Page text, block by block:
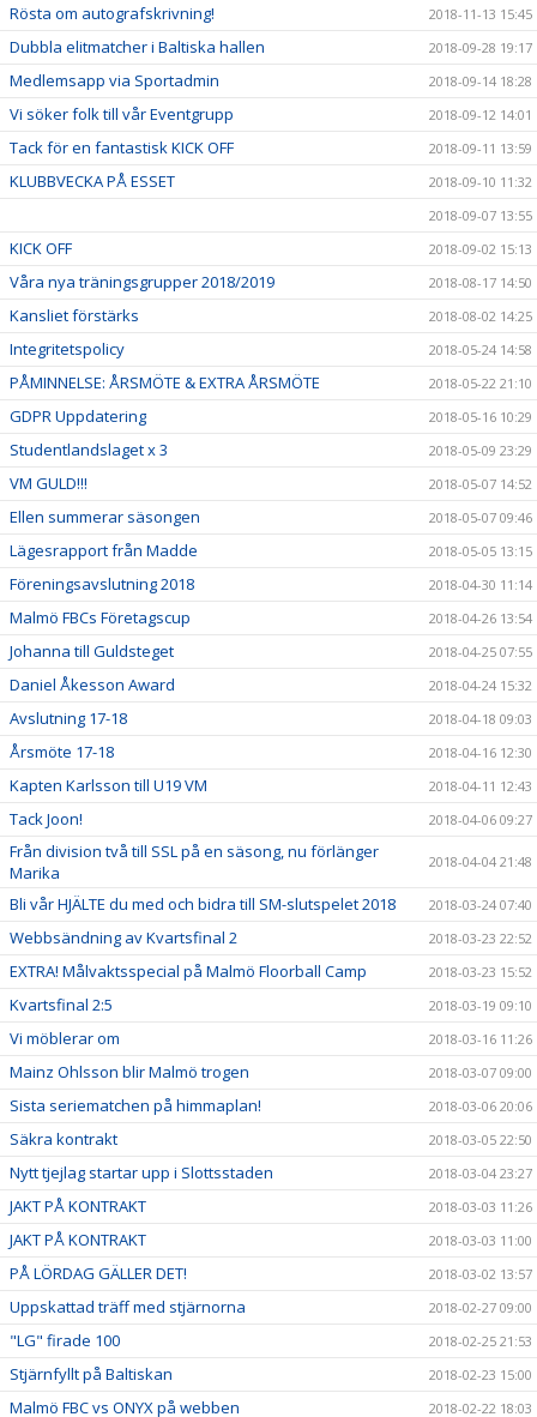
Rösta om autografskrivning! 2018-11-13 15:45
Dubbla elitmatcher i Baltiska hallen 2018-09-28 19:17
Medlemsapp via Sportadmin 2018-09-14 18:28
Vi söker folk till vår Eventgrupp 2018-09-12 14:01
Tack för en fantastisk KICK OFF 2018-09-11 13:59
KLUBBVECKA PÅ ESSET
2018-09-10 11:32
2018-09-07 13:55
KICK OFF 2018-09-02 15:13
Våra nya träningsgrupper 2018/2019 2018-08-17 14:50
Kansliet förstärks 2018-08-02 14:25
Integritetspolicy 2018-05-24 14:58
PÅMINNELSE: ÅRSMÖTE & EXTRA ÅRSMÖTE 2018-05-22 21:10
GDPR Uppdatering 2018-05-16 10:29
Studentlandslaget x 3 2018-05-09 23:29
VM GULD!!! 2018-05-07 14:52
Ellen summerar säsongen 2018-05-07 09:46
Lägesrapport från Madde 2018-05-05 13:15
Föreningsavslutning 2018 2018-04-30 11:14
Malmö FBCs Företagscup 2018-04-26 13:54
Johanna till Guldsteget 2018-04-25 07:55
Daniel Åkesson Award 2018-04-24 15:32
Avslutning 17-18 2018-04-18 09:03
Årsmöte 17-18 2018-04-16 12:30
Kapten Karlsson till U19 VM 2018-04-11 12:43
Tack Joon! 2018-04-06 09:27
Från division två till SSL på en säsong, nu förlänger
Marika
2018-04-04 21:48
Bli vår HJÄLTE du med och bidra till SM-slutspelet 2018 2018-03-24 07:40
Webbsändning av Kvartsfinal 2 2018-03-23 22:52
EXTRA! Målvaktsspecial på Malmö Floorball Camp 2018-03-23 15:52
Kvartsfinal 2:5 2018-03-19 09:10
Vi möblerar om 2018-03-16 11:26
Mainz Ohlsson blir Malmö trogen 2018-03-07 09:00
Sista seriematchen på himmaplan! 2018-03-06 20:06
Säkra kontrakt 2018-03-05 22:50
Nytt tjejlag startar upp i Slottsstaden 2018-03-04 23:27
JAKT PÅ KONTRAKT 2018-03-03 11:26
JAKT PÅ KONTRAKT 2018-03-03 11:00
PÅ LÖRDAG GÄLLER DET! 2018-03-02 13:57
Uppskattad träff med stjärnorna 2018-02-27 09:00
"LG" firade 100 2018-02-25 21:53
Stjärnfyllt på Baltiskan 2018-02-23 15:00
Malmö FBC vs ONYX på webben 2018-02-22 18:03